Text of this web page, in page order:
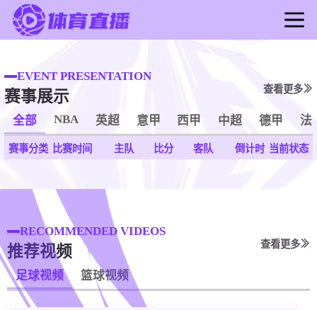
足球直播
篮球直播
足球录像
篮球录像
足球新闻
EVENT PRESENTATION
赛事展示 查看更多
全部 NBA 英超 意甲 西甲 中超 德甲 法
赛事分类 比赛时间 主队 比分 客队 倒计时 当前状态
RECOMMENDED VIDEOS
推荐视频 查看更多
足球视频 篮球视频